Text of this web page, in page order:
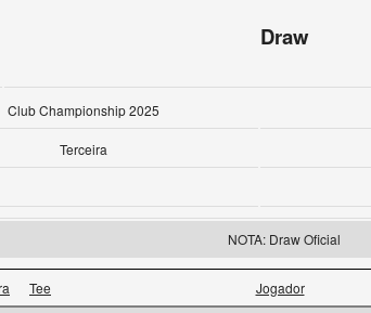
Draw
Club Championship 2025
Terceira
NOTA: Draw Oficial
Tee Jogador